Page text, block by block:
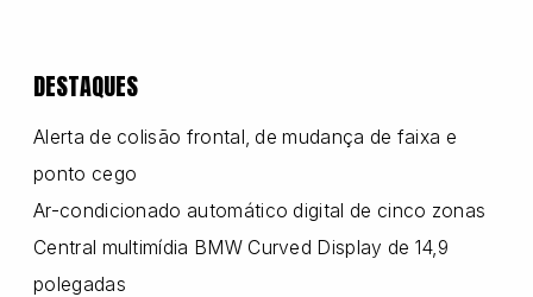
DESTAQUES
Alerta de colisão frontal, de mudança de faixa e
ponto cego
Ar-condicionado automático digital de cinco zonas
Central multimídia BMW Curved Display de 14,9
polegadas